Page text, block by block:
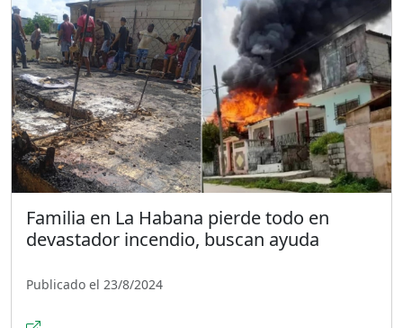
Familia en La Habana pierde todo en
devastador incendio, buscan ayuda
Publicado el 23/8/2024